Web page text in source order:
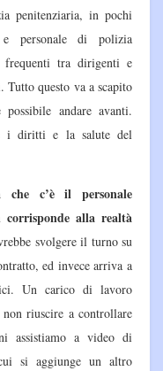
penitenziaria, in pochi
personale di polizia
tra dirigenti e
questo va a scapito
andare avanti.
i diritti e la salute del
che c’è il personale
corrisponde alla realtà
svolgere il turno su
ed invece arriva a
Un carico di lavoro
riuscire a controllare
assistiamo a video di
si aggiunge un altro